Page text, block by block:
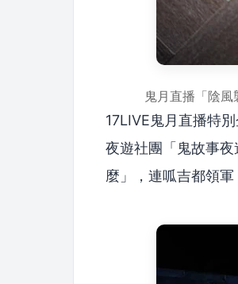
鬼月直播「陰風
17LIVE鬼月直播特
夜遊社團「鬼故事
麼」，連呱吉都領軍